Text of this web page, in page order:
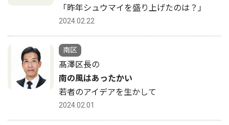
「昨年シュウマイを盛り上げたのは？」
2024.02.22
南区
髙澤区長の
南の風はあったかい
若者のアイデアを生かして
2024.02.01